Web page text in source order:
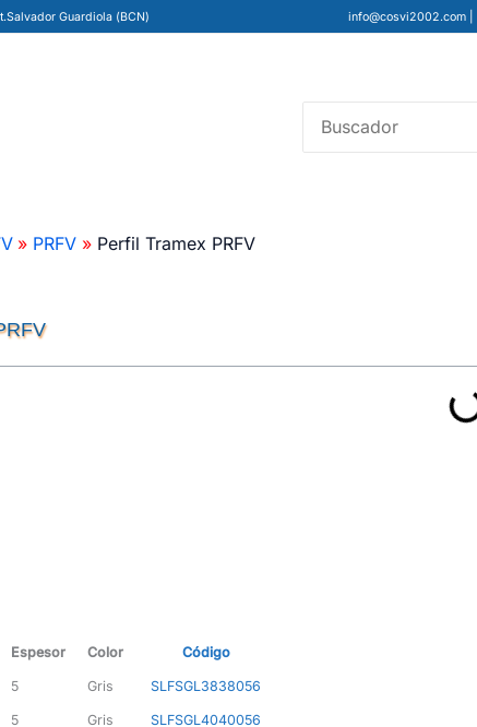
Guardiola (BCN) info@cosvi2002.com|
por:
PRFV Perfil Tramex PRFV
Espesor Color Código
5 Gris SLFSGL3838056
5 Gris SLFSGL4040056